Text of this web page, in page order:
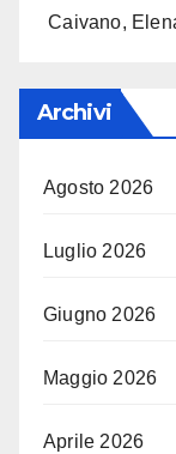
Caivano,
Archivi
Agosto 2026
Luglio 2026
Giugno 2026
Maggio 2026
Aprile 2026